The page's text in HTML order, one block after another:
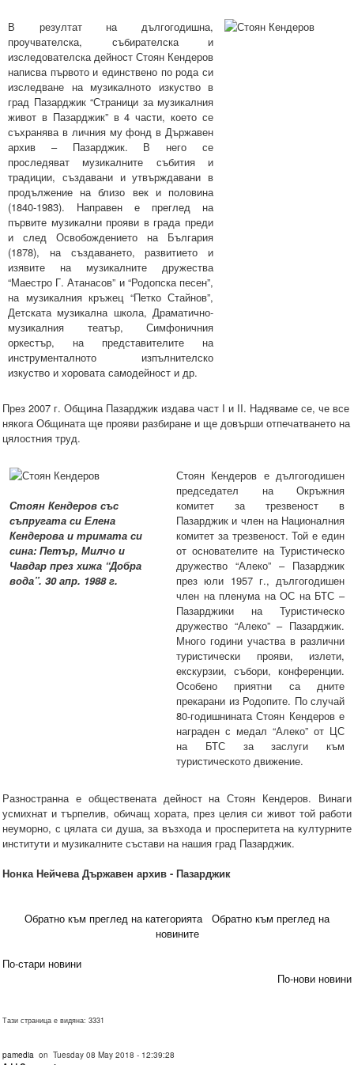
В резултат на дългогодишна,
проучвателска, събирателска и
изследователска дейност Стоян Кендеров
написва първото и единствено по рода си
изследване на музикалното изкуство в
град Пазарджик “Страници за музикалния
живот в Пазарджик” в 4 части, което се
съхранява в личния му фонд в Държавен
архив – Пазарджик. В него се
проследяват музикалните събития и
традиции, създавани и утвърждавани в
продължение на близо век и половина
(1840-1983). Направен е преглед на
първите музикални прояви в града преди
и след Освобождението на България
(1878), на създаването, развитието и
изявите на музикалните дружества
“Маестро Г. Атанасов” и “Родопска песен”,
на музикалния кръжец “Петко Стайнов”,
Детската музикална школа, Драматично-
музикалния театър, Симфоничния
оркестър, на представителите на
инструменталното изпълнителско
изкуство и хоровата самодейност и др.
През 2007 г. Община Пазарджик издава част I и II. Надяваме се, че все
някога Общината ще прояви разбиране и ще довърши отпечатването на
цялостния труд.
Стоян Кендеров със
съпругата си Елена
Кендерова и тримата си
сина: Петър, Милчо и
Чавдар през хижа “Добра
вода”. 30 апр. 1988 г.
Стоян Кендеров е дългогодишен
председател на Окръжния
комитет за трезвеност в
Пазарджик и член на Националния
комитет за трезвеност. Той е един
от основателите на Туристическо
дружество “Алеко” – Пазарджик
през юли 1957 г., дългогодишен
член на пленума на ОС на БТС –
Пазарджики на Туристическо
дружество “Алеко” – Пазарджик.
Много години участва в различни
туристически прояви, излети,
екскурзии, събори, конференции.
Особено приятни са дните
прекарани из Родопите. По случай
80-годишнината Стоян Кендеров е
награден с медал “Алеко” от ЦС
на БТС за заслуги към
туристическото движение.
Разностранна е обществената дейност на Стоян Кендеров. Винаги
усмихнат и търпелив, обичащ хората, през целия си живот той работи
неуморно, с цялата си душа, за възхода и просперитета на културните
институти и музикалните състави на нашия град Пазарджик.
Нонка Нейчева Държавен архив - Пазарджик
Обратно към преглед на категорията
Обратно към преглед на
новините
По-стари новини
По-нови новини
Тази страница е видяна: 3331
pamedia on Tuesday 08 May 2018 - 12:39:28